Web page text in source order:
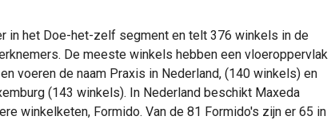
in het Doe-het-zelf segment en telt 376 winkels in de
De meeste winkels hebben een vloeroppervlak
voeren de naam Praxis in Nederland, (140 winkels) en
(143 winkels). In Nederland beschikt Maxeda
winkelketen, Formido. Van de 81 Formido's zijn er 65 in